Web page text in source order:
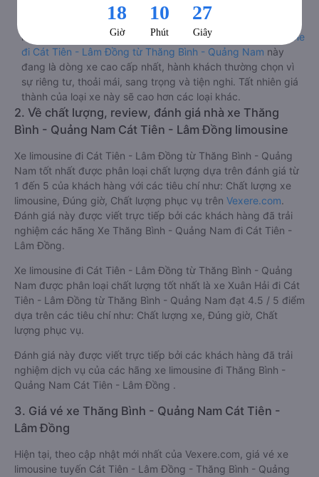
Quảng Nam đến Cát Tiên - Lâm Đồng.
Lưu ý 2 cabin cuối thường thiết kế nhỏ hơn phù hợp với
những người có thân hình nhỏ nhắn. Dòng
xe cabin limousine
đi Cát Tiên - Lâm Đồng từ Thăng Bình - Quảng Nam này
đang là dòng xe cao cấp nhất, hành khách thường chọn vì
sự riêng tư, thoải mái, sang trọng và tiện nghi. Tất nhiên giá
thành của loại xe này sẽ cao hơn các loại khác.
2. Về chất lượng, review, đánh giá nhà xe Thăng
Bình - Quảng Nam Cát Tiên - Lâm Đồng limousine
Xe limousine đi Cát Tiên - Lâm Đồng từ Thăng Bình - Quảng
Nam tốt nhất được phân loại chất lượng dựa trên đánh giá từ
1 đến 5 của khách hàng với các tiêu chí như: Chất lượng xe
limousine, Đúng giờ, Chất lượng phục vụ trên Vexere.com.
Đánh giá này được viết trực tiếp bởi các khách hàng đã trải
nghiệm các hãng Xe Thăng Bình - Quảng Nam đi Cát Tiên -
Lâm Đồng.
Xe limousine đi Cát Tiên - Lâm Đồng từ Thăng Bình - Quảng
Nam được phân loại chất lượng tốt nhất là xe Xuân Hải đi Cát
Tiên - Lâm Đồng từ Thăng Bình - Quảng Nam đạt 4.5 / 5 điểm
dựa trên các tiêu chí như: Chất lượng xe, Đúng giờ, Chất
lượng phục vụ.
Đánh giá này được viết trực tiếp bởi các khách hàng đã trải
nghiệm dịch vụ của các hãng xe limousine đi Thăng Bình -
Quảng Nam Cát Tiên - Lâm Đồng .
3. Giá vé xe Thăng Bình - Quảng Nam Cát Tiên -
Lâm Đồng
Hiện tại, theo cập nhật mới nhất của Vexere.com, giá vé xe
limousine tuyến Cát Tiên - Lâm Đồng - Thăng Bình - Quảng